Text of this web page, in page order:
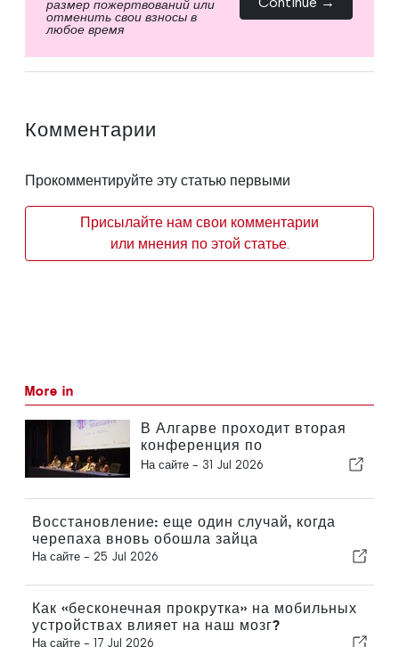
размер пожертвований или
отменить свои взносы в
любое время
Комментарии
Прокомментируйте эту статью первыми
Присылайте нам свои комментарии
или мнения по этой статье.
More in
В Алгарве проходит вторая
конференция по
нейроинтенсивной терапии
На сайте - 31 Jul 2026
Восстановление: еще один случай, когда
черепаха вновь обошла зайца
На сайте - 25 Jul 2026
Как «бесконечная прокрутка» на мобильных
устройствах влияет на наш мозг?
На сайте - 17 Jul 2026